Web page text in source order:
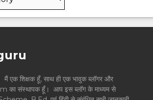
मैं एक शिक्षक हूँ, साथ ही एक भावुक ब्लॉगर और
का संस्थापक हूँ। आप इस ब्लॉग के माध्यम से